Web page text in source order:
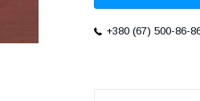
+380 (67) 500-86-